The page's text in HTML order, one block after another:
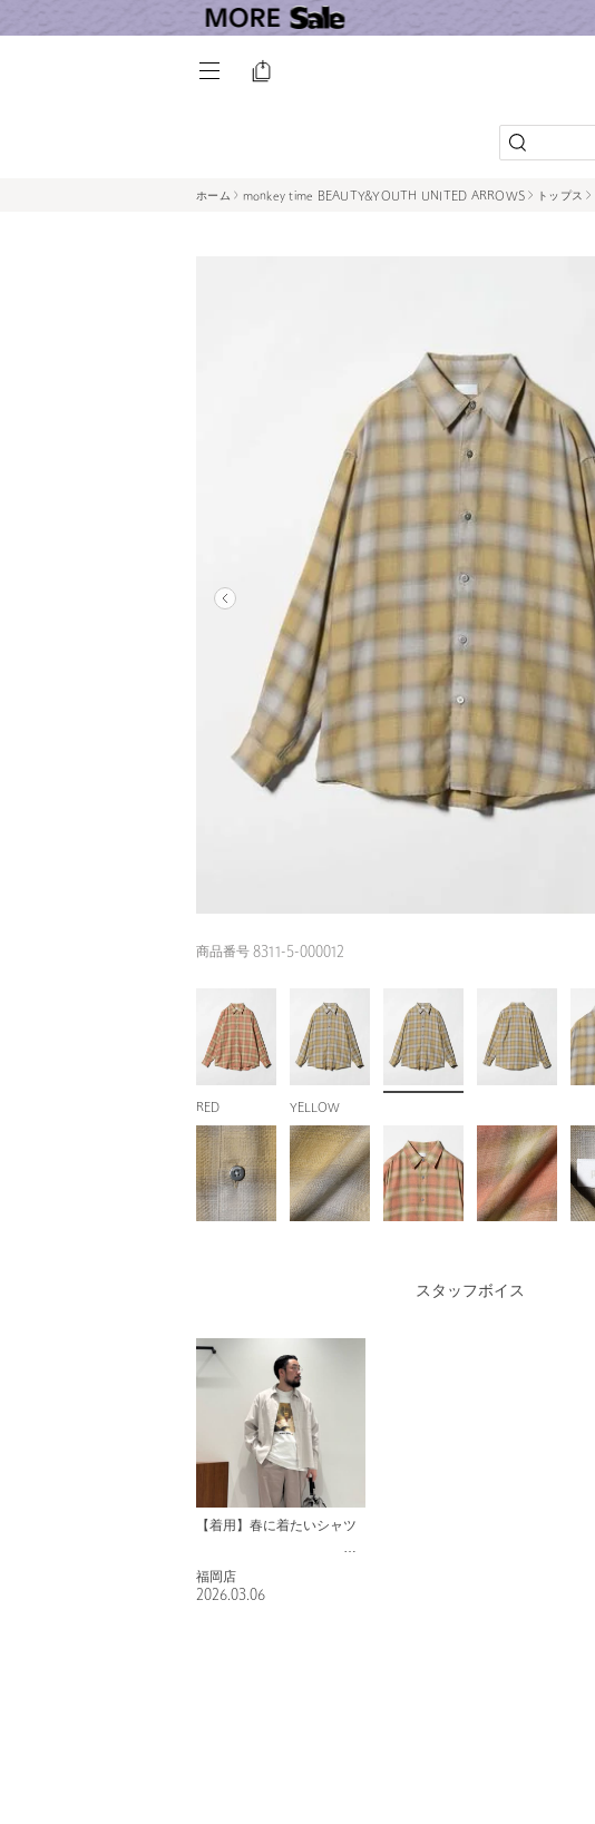
ホーム monkey time BEAUTY&YOUTH UNITED ARROWS トップス
商品番号 8311-5-000012
RED YELLOW
スタッフボイス
【着用】春に着たいシャツ
福岡店
2026.03.06